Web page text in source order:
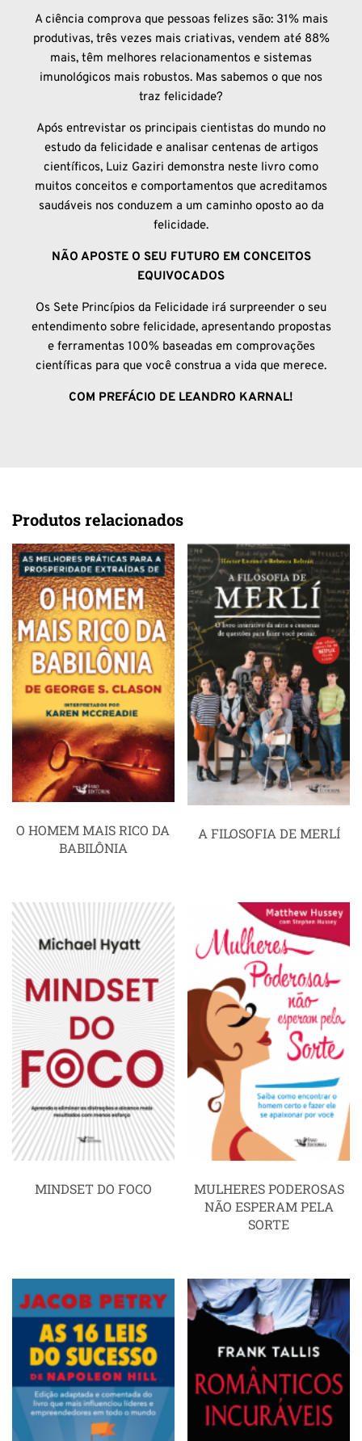
A ciência comprova que pessoas felizes são: 31% mais
produtivas, três vezes mais criativas, vendem até 88%
mais, têm melhores relacionamentos e sistemas
imunológicos mais robustos. Mas sabemos o que nos
traz felicidade?
Após entrevistar os principais cientistas do mundo no
estudo da felicidade e analisar centenas de artigos
científicos, Luiz Gaziri demonstra neste livro como
muitos conceitos e comportamentos que acreditamos
saudáveis nos conduzem a um caminho oposto ao da
felicidade.
NÃO APOSTE O SEU FUTURO EM CONCEITOS
EQUIVOCADOS
Os Sete Princípios da Felicidade irá surpreender o seu
entendimento sobre felicidade, apresentando propostas
e ferramentas 100% baseadas em comprovações
científicas para que você construa a vida que merece.
COM PREFÁCIO DE LEANDRO KARNAL!
Produtos relacionados
O HOMEM MAIS RICO DA
BABILÔNIA
A FILOSOFIA DE MERLÍ
MINDSET DO FOCO
MULHERES PODEROSAS
NÃO ESPERAM PELA
SORTE